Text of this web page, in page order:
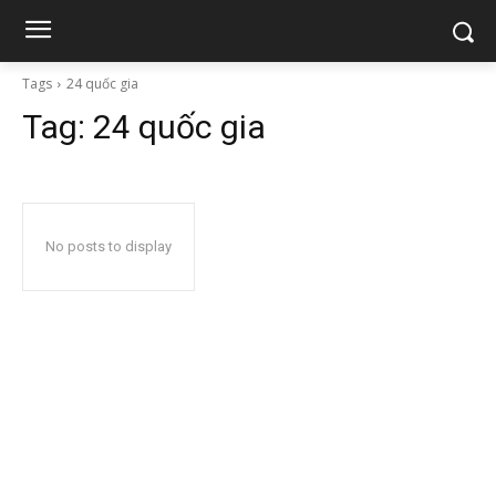
Tags 24 quốc gia
Tag: 24 quốc gia
No posts to display